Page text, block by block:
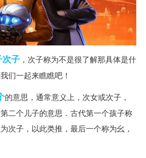
次子 ，次子称为不是很了解那具体是什
们一起来瞧瞧吧！
的意思，通常意义上，次女或次子，
二个儿子的意思．古代第一个孩子称
次子，以此类推，最后一个称为幺，